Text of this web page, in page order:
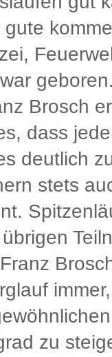
Brosch
dass
deutlich
stets
zu